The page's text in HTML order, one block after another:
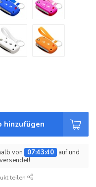
hinzufügen
von 07:43:40 auf und
teilen